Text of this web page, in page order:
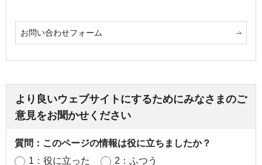
お問い合わせフォーム
より良いウェブサイトにするためにみなさまのご
意見をお聞かせください
質問：このページの情報は役に立ちましたか？
1：役に立った
2：ふつう